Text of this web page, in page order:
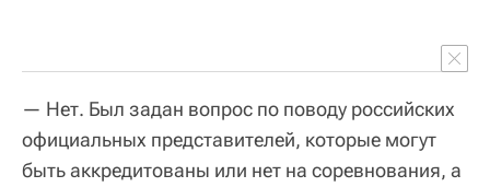
— Нет. Был задан вопрос по поводу российских
официальных представителей, которые могут
быть аккредитованы или нет на соревнования, а